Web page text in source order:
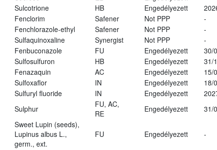
Sulcotrione
HB Engedélyezett
Fenclorim
Safener Not PPP
-
Fenchlorazole-ethyl
Safener Not PPP
-
Sulfaquinoxaline
Synergist Not PPP
-
Fenbuconazole
FU Engedélyezett
30/
Sulfosulfuron
HB Engedélyezett
31/
Fenazaquin
AC Engedélyezett
15/
Sulfoxaflor
IN Engedélyezett
18/
Sulfuryl fluoride
IN Engedélyezett
Sulphur
FU, AC,
RE
Engedélyezett
31/
Sweet Lupin (seeds),
Lupinus albus L.,
germ., ext.
FU Engedélyezett -